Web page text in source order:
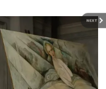
NEXT